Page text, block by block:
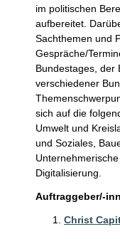
im politischen
aufbereitet.
Sachthemen und
Gespräche/
Bundestages, der
verschiedener
sich auf die
Umwelt und
und Soziales,
Digitalisierung.
Auftraggeber/-
Christ